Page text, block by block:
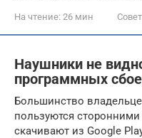
На чтение: 26 мин
Наушники не
программных
Большинство
пользуются
скачивают из Google